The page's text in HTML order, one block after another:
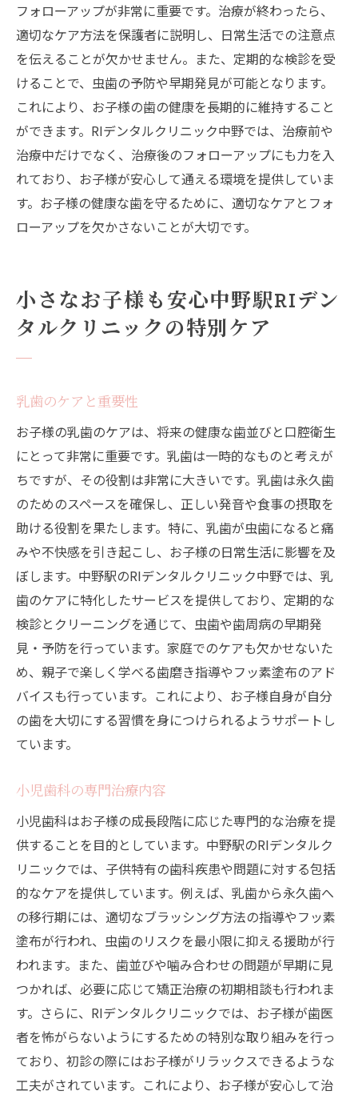
フォローアップが非常に重要です。治療が終わったら、
適切なケア方法を保護者に説明し、日常生活での注意点
を伝えることが欠かせません。また、定期的な検診を受
けることで、虫歯の予防や早期発見が可能となります。
これにより、お子様の歯の健康を長期的に維持すること
ができます。RIデンタルクリニック中野では、治療前や
治療中だけでなく、治療後のフォローアップにも力を入
れており、お子様が安心して通える環境を提供していま
す。お子様の健康な歯を守るために、適切なケアとフォ
ローアップを欠かさないことが大切です。
小さなお子様も安心中野駅RIデン
タルクリニックの特別ケア
乳歯のケアと重要性
お子様の乳歯のケアは、将来の健康な歯並びと口腔衛生
にとって非常に重要です。乳歯は一時的なものと考えが
ちですが、その役割は非常に大きいです。乳歯は永久歯
のためのスペースを確保し、正しい発音や食事の摂取を
助ける役割を果たします。特に、乳歯が虫歯になると痛
みや不快感を引き起こし、お子様の日常生活に影響を及
ぼします。中野駅のRIデンタルクリニック中野では、乳
歯のケアに特化したサービスを提供しており、定期的な
検診とクリーニングを通じて、虫歯や歯周病の早期発
見・予防を行っています。家庭でのケアも欠かせないた
め、親子で楽しく学べる歯磨き指導やフッ素塗布のアド
バイスも行っています。これにより、お子様自身が自分
の歯を大切にする習慣を身につけられるようサポートし
ています。
小児歯科の専門治療内容
小児歯科はお子様の成長段階に応じた専門的な治療を提
供することを目的としています。中野駅のRIデンタルク
リニックでは、子供特有の歯科疾患や問題に対する包括
的なケアを提供しています。例えば、乳歯から永久歯へ
の移行期には、適切なブラッシング方法の指導やフッ素
塗布が行われ、虫歯のリスクを最小限に抑える援助が行
われます。また、歯並びや噛み合わせの問題が早期に見
つかれば、必要に応じて矯正治療の初期相談も行われま
す。さらに、RIデンタルクリニックでは、お子様が歯医
者を怖がらないようにするための特別な取り組みを行っ
ており、初診の際にはお子様がリラックスできるような
工夫がされています。これにより、お子様が安心して治